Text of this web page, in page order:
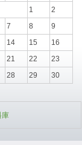
1
2
7 8
9
14 15
16
21 22
23
28 29
30
庫